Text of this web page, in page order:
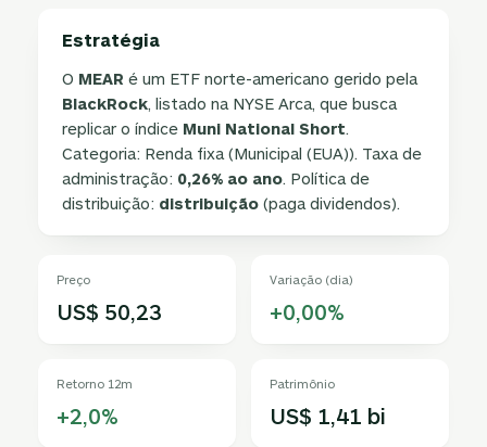
Estratégia
O MEAR é um ETF norte-americano gerido pela
BlackRock, listado na NYSE Arca, que busca
replicar o índice Muni National Short.
Categoria: Renda fixa (Municipal (EUA)). Taxa de
administração: 0,26% ao ano. Política de
distribuição: distribuição (paga dividendos).
Preço
US$ 50,23
Variação (dia)
+0,00%
Retorno 12m
+2,0%
Patrimônio
US$ 1,41 bi